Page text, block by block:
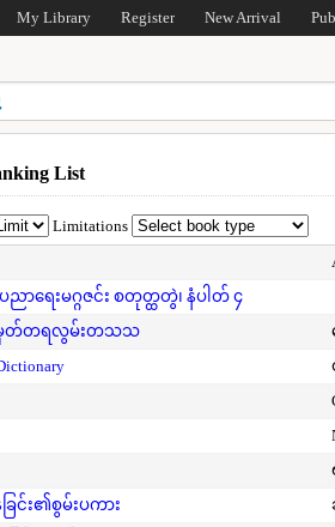
My Library Register New Arrival
List
Limitations
ညာရေးမဂ္ဂဇင်း စတုတ္ထတွဲ၊ နံပါတ် ၄
မှတ်တရလွမ်းတသသ
င်း၏စွမ်းပကား